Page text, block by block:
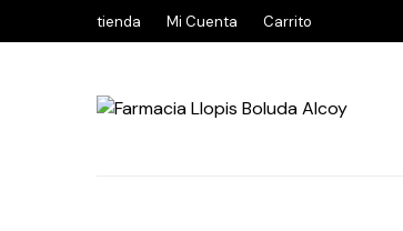
tienda Mi Cuenta Carrito